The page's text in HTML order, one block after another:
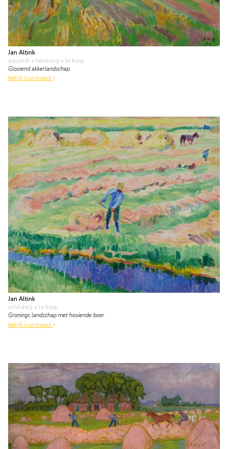
Jan Altink
aquarel • tekening • te koop
Glooiend akkerlandschap
bekijk kunstwerk
Jan Altink
schilderij • te koop
Gronings landschap met hooiende boer
bekijk kunstwerk